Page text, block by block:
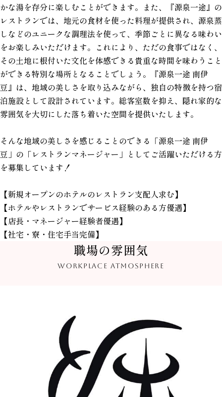
かな湯を存分に楽しむことができます。また、『源泉一途』の
レストランでは、地元の食材を使った料理が提供され、源泉蒸
しなどのユニークな調理法を使って、季節ごとに異なる味わい
をお楽しみいただけます。これにより、ただの食事ではなく、
その土地に根付いた文化を体感できる貴重な時間を味わうこと
ができる特別な場所となることでしょう。『源泉一途 南伊
豆』は、地域の美しさを取り込みながら、独自の特徴を持つ宿
泊施設として設計されています。総客室数を抑え、隠れ家的な
雰囲気を大切にした落ち着いた空間を提供いたします。
そんな地域の美しさを感じることのできる「源泉一途 南伊
豆」 の「レストランマネージャー」としてご活躍いただける方
を募集しています！
【新規オープンのホテルのレストラン支配人求む】
【ホテルやレストランでサービス経験のある方優遇】
【店長・マネージャー経験者優遇】
【社宅・寮・住宅手当完備】
職場の雰囲気
WORKPLACE ATMOSPHERE